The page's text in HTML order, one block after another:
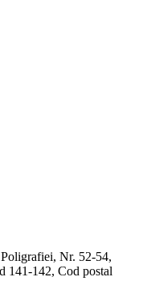
Nr. 52-54,
141-142, Cod postal